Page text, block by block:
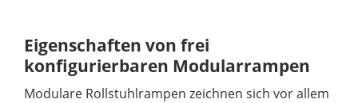
Eigenschaften von frei
konfigurierbaren Modularrampen
Modulare Rollstuhlrampen zeichnen sich vor allem